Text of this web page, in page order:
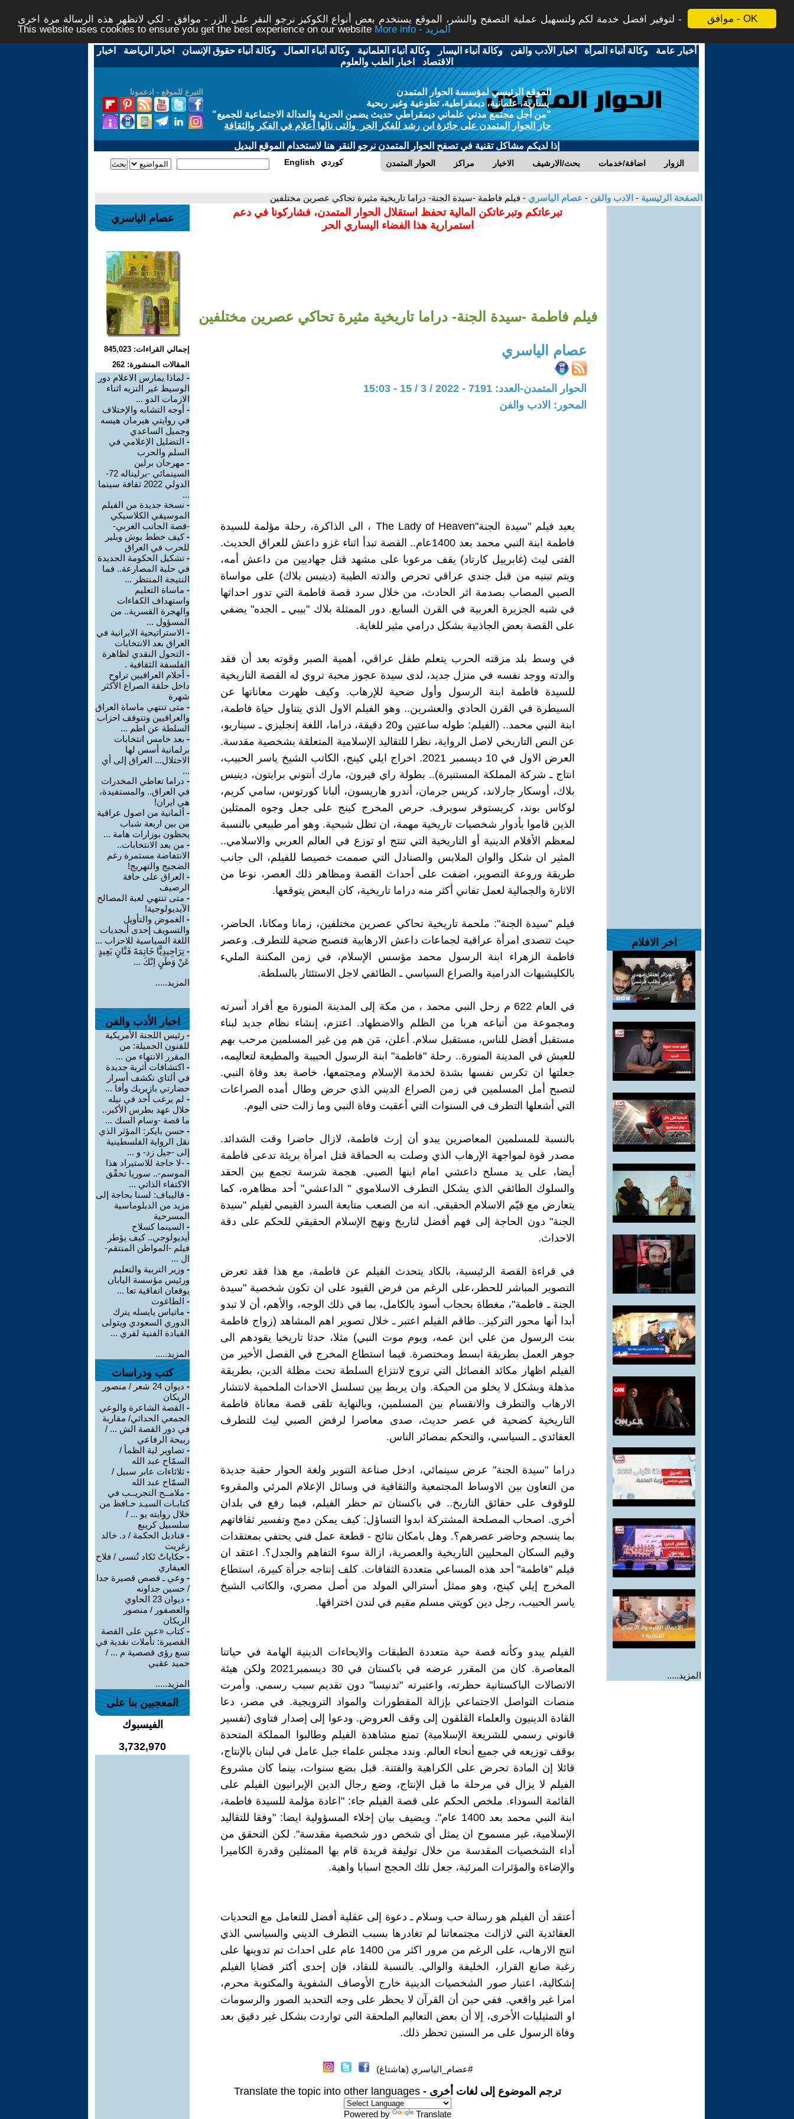
موافق - OK
لتوفير افضل خدمة لكم ولتسهيل عملية التصفح والنشر، الموقع يستخدم بعض أنواع الكوكيز نرجو النقر على الزر - موافق - لكي لاتظهر هذه الرسالة مرة اخرى -
This website uses cookies to ensure you get the best experience on our website
More info - المزيد
أخبار عامة -وكالة أنباء المرأة - اخبار الأدب والفن -وكالة أنباء اليسار -وكالة أنباء العلمانية -وكالة أنباء العمال -وكالة أنباء حقوق الإنسان - اخبار الرياضة - اخبار
الاقتصاد - اخبار الطب والعلوم
التبرع للموقع - ادعمونا
الموقع الرئيسي لمؤسسة الحوار المتمدن
يسارية، علمانية، ديمقراطية، تطوعية وغير ربحية
"من أجل مجتمع مدني علماني ديمقراطي حديث يضمن الحرية والعدالة الاجتماعية للجميع"
حاز الحوار المتمدن على جائزة ابن رشد للفكر الحر والتى نالها أعلام في الفكر والثقافة
إذا لديكم مشاكل تقنية في تصفح الحوار المتمدن نرجو النقر هنا لاستخدام الموقع البديل
الحوار المتمدن مراكز الاخبار بحث/الارشيف اضافة/خدمات الزوار English كوردي
الصفحة الرئيسية - الادب والفن - عصام الياسري - فيلم فاطمة -سيدة الجنة- دراما تاريخية مثيرة تحاكي عصرين مختلفين
اخر الافلام
المزيد.....
تبرعاتكم وتبرعاتكن المالية تحفظ استقلال الحوار المتمدن، فشاركونا في دعم
استمرارية هذا الفضاء اليساري الحر
فيلم فاطمة -سيدة الجنة- دراما تاريخية مثيرة تحاكي عصرين مختلفين
عصام الياسري
الحوار المتمدن-العدد: 7191 - 2022 / 3 / 15 - 15:03
المحور: الادب والفن
يعيد فيلم "سيدة الجنة"The Lady of Heaven ، الى الذاكرة، رحلة مؤلمة للسيدة
فاطمة ابنة النبي محمد بعد 1400عام.. القصة تبدأ اثناء غزو داعش للعراق الحديث.
الفتى ليث (غابرييل كارتاد) يقف مرعوبا على مشهد قتل جهاديين من داعش أمه،
ويتم تبنيه من قبل جندي عراقي تحرص والدته الطيبة (دينيس بلاك) على مواساة
الصبي المصاب بصدمة اثر الحادث، من خلال سرد قصة فاطمة التي تدور احداثها
في شبه الجزيرة العربية في القرن السابع. دور الممثلة بلاك "بيبي ـ الجده" يضفي
على القصة بعض الجاذبية بشكل درامي مثير للغاية.
في وسط بلد مزقته الحرب يتعلم طفل عراقي، أهمية الصبر وقوته بعد أن فقد
والدته ووجد نفسه في منزل جديد، لدى سيدة عجوز محبة تروي له القصة التاريخية
للسيدة فاطمة ابنة الرسول وأول ضحية للإرهاب. وكيف ظهرت معاناتها عن
السيطرة في القرن الحادي والعشرين.. وهو الفيلم الاول الذي يتناول حياة فاطمة،
ابنة النبي محمد.. (الفيلم: طوله ساعتين و20 دقيقة، دراما، اللغة إنجليزي ـ سيناريو،
عن النص التاريخي لاصل الرواية، نظرا للتقاليد الإسلامية المتعلقة بشخصية مقدسة.
العرض الاول في 10 ديسمبر 2021. اخراج ايلي كينج، الكاتب الشيخ ياسر الحبيب،
انتاج ـ شركة المملكة المستنيرة).. بطولة راي فيرون، مارك أنتوني برايتون، دينيس
بلاك، أوسكار جارلاند، كريس جرمان، أندرو هاريسون، ألبانا كورتوس، سامي كريم،
لوكاس بوند، كريستوفر سويرف. حرص المخرج كينج على جعل وجوه الممثلين
الذين قاموا بأدوار شخصيات تاريخية مهمة، ان تظل شبحية. وهو أمر طبيعي بالنسبة
لمعظم الأفلام الدينية أو التاريخية التي تنتج او توزع في العالم العربي والاسلامي..
المثير ان شكل والوان الملابس والصنادل التي صممت خصيصا للفيلم، الى جانب
طريقة وروعة التصوير، اضفت على أحداث القصة ومظاهر ذلك العصر، نوعا من
الاثارة والجمالية لعمل تفاني أكثر منه دراما تاريخية، كان البعض يتوقعها.
فيلم "سيدة الجنة": ملحمة تاريخية تحاكي عصرين مختلفين، زمانا ومكانا، الحاضر،
حيث تتصدى امرأة عراقية لجماعات داعش الارهابية فتصبح ضحية للتطرف. وعصر
فاطمة الزهراء ابنة الرسول محمد مؤسس الإسلام، في زمن المكننة المليء
بالكليشيهات الدرامية والصراع السياسي ـ الطائفي لاجل الاستئثار بالسلطة.
في العام 622 م رحل النبي محمد ، من مكة إلى المدينة المنورة مع أفراد أسرته
ومجموعة من أتباعه هربا من الظلم والاضطهاد. اعتزم، إنشاء نظام جديد لبناء
مستقبل أفضل للناس، مستقبل سلام. أعلن، مَن هم مِن غير المسلمين مرحب بهم
للعيش في المدينة المنورة.. رحلة "فاطمة" ابنة الرسول الحبيبة والمطيعة لتعاليمه،
جعلتها ان تكرس نفسها بشدة لخدمة الإسلام ومجتمعها، خاصة بعد وفاة النبي.
لتصبح أمل المسلمين في زمن الصراع الديني الذي حرض وطال أمده الصراعات
التي أشعلها التطرف في السنوات التي أعقبت وفاة النبي وما زالت حتى اليوم.
بالنسبة للمسلمين المعاصرين يبدو أن إرث فاطمة، لازال حاضرا وقت الشدائد.
مصدر قوة لمواجهة الإرهاب الذي وصلت به الحماقة قتل امرأة بريئة تدعى فاطمة
أيضا، على يد مسلح داعشي امام ابنها الصبي. هجمة شرسة تجمع بين الحقد
والسلوك الطائفي الذي يشكل التطرف الاسلاموي " الداعشي" أحد مظاهره، كما
يتعارض مع قيّم الاسلام الحقيقي. انه من الصعب متابعة السرد القيمي لفيلم "سيدة
الجنة" دون الحاجة إلى فهم أفضل لتاريخ ونهج الإسلام الحقيقي للحكم على دقة
الاحداث.
في قراءة القصة الرئيسية، بالكاد يتحدث الفيلم عن فاطمة، مع هذا فقد تعرض
التصوير المباشر للحظر،على الرغم من فرض القيود على ان تكون شخصية "سيدة
الجنة ـ فاطمة"، مغطاة بحجاب أسود بالكامل، بما في ذلك الوجه، والأهم، أن لا تبدو
أبدا أنها محور التركيز.. طاقم الفيلم اعتبر ـ خلال تصوير اهم المشاهد (زواج فاطمة
بنت الرسول من علي ابن عمه، ويوم موت النبي) مثلا، حدثا تاريخيا يقودهم الى
جوهر العمل بطريقة ابسط ومختصرة. فيما استطاع المخرج في الفصل الأخير من
الفيلم اظهار مكائد الفصائل التي تروج لانتزاع السلطة تحت مظلة الدين، بطريقة
مذهلة وبشكل لا يخلو من الحبكة. وان يربط بين تسلسل الاحداث الملحمية لانتشار
الارهاب والتطرف والانقسام بين المسلمين، وبالنهاية تلقى قصة معاناة فاطمة
التاريخية كضحية في عصر حديث، صدى معاصرا لرفض الصبي ليث للتطرف
العقائدي ـ السياسي، والتحكم بمصائر الناس.
دراما "سيدة الجنة" عرض سينمائي، ادخل صناعة التنوير ولغة الحوار حقبة جديدة
من التعاون بين الاوساط المجتمعية والثقافية في وسائل الإعلام المرئي والمقروء
للوقوف على حقائق التاريخ.. في باكستان تم حظر الفيلم، فيما رفع في بلدان
أخرى. اصحاب المصلحة المشتركة ابدوا التساؤل: كيف يمكن دمج وتفسير ثقافاتهم
بما ينسجم وحاضر عصرهم؟. وهل بامكان نتائج - قطعة عمل فني يحتفي بمعتقدات
وقيم السكان المحليين التاريخية والعصرية، ازالة سوء التفاهم والجدل؟. اعتقد ان
فيلم "فاطمة" أحد هذه المساعي متعددة الثقافات. كلف إنتاجه جرأة كبيرة، استطاع
المخرج إيلي كينج، وهو ممثل أسترالي المولد من أصل مصري، والكاتب الشيخ
ياسر الحبيب، رجل دين كويتي مسلم مقيم في لندن اختراقها.
الفيلم يبدو وكأنه قصة حية متعددة الطبقات والايحاءات الدينية الهامة في حياتنا
المعاصرة. كان من المقرر عرضه في باكستان في 30 ديسمبر2021 ولكن هيئة
الاتصالات الباكستانية حظرته، واعتبرته "تدنيسا" دون تقديم سبب رسمي. وأمرت
منصات التواصل الاجتماعي بإزالة المقطورات والمواد الترويجية. في مصر، دعا
القادة الدينيون والعلماء القلقون إلى وقف العروض. ودعوا إلى إصدار فتاوى (تفسير
قانوني رسمي للشريعة الإسلامية) تمنع مشاهدة الفيلم وطالبوا المملكة المتحدة
بوقف توزيعه في جميع أنحاء العالم. وندد مجلس علماء جبل عامل في لبنان بالإنتاج،
قائلا إن المادة تحرض على الكراهية والفتنة. قبل بضع سنوات، بينما كان مشروع
الفيلم لا يزال في مرحلة ما قبل الإنتاج، وضع رجال الدين الإيرانيون الفيلم على
القائمة السوداء. ملخص الحكم على قصة الفيلم جاء: "اعادة مؤلمة للسيدة فاطمة،
ابنة النبي محمد بعد 1400 عام". ويضيف بيان إخلاء المسؤولية ايضا: "وفقا للتقاليد
الإسلامية، غير مسموح ان يمثل أي شخص دور شخصية مقدسة". لكن التحقق من
أداء الشخصيات المقدسة من خلال توليفة فريدة قام بها الممثلين وقدرة الكاميرا
والإضاءة والمؤثرات المرئية، جعل تلك الحجج اسبابا واهية.
أعتقد أن الفيلم هو رسالة حب وسلام ـ دعوة إلى عقلية أفضل للتعامل مع التحديات
العقائدية التي لازالت مجتمعاتنا لم تغادرها بسبب التطرف الديني والسياسي الذي
انتج الارهاب، على الرغم من مرور اكثر من 1400 عام على احداث تم تدوينها على
رغبة صانع القرار، الخليفة والوالي. بالنسبة للنقاد، فإن إحدى أكثر قضايا الفيلم
إشكالية، اعتبار صور الشخصيات الدينية خارج الأوصاف الشفوية والمكتوبة محرم،
امرا غير واقعي. ففي حين أن القرآن لا يحظر على وجه التحديد الصور والرسومات
او التمثيليات الأخرى، إلا أن بعض التعاليم الملحقة التي تواردت بشكل غير دقيق بعد
وفاة الرسول على مر السنين تحظر ذلك.
#عصام_الياسري (هاشتاغ)
ترجم الموضوع إلى لغات أخرى - Translate the topic into other languages
Powered by Translate
عصام الياسري
إجمالي القراءات: 845,023
المقالات المنشورة: 262
- لماذا يمارس الاعلام دور
الوسيط غير النزيه اثناء
الازمات الدو ...
- أوجه التشابه والإختلاف
في روايتي هيرمان هيسه
وجميل الساعدي
- التضليل الإعلامي في
السلم والحرب
- مهرجان برلين
السينمائي -برليناله 72-
الدولي 2022 ثقافة سينما
...
- نسخة جديدة من الفيلم
الموسيقي الكلاسيكي
-قصة الجانب الغربي-
-كيف خطط بوش وبلير
للحرب في العراق
- تشكيل الحكومة الجديدة
في حلبة المصارعة.. فما
النتيجة المنتظر ...
- ماساة التعليم
واستهداف الكفاءات
والهجرة القسرية.. من
المسؤول ...
- الاستراتيحية الايرانية في
العراق بعد الانتخابات
- التحول النقدي لظاهرة
الفلسفة الثقافية .
- أحلام العراقيين تراوح
داخل حلقة الصراع الأكثر
شهرة
- متى تنتهي ماساة العراق
والعراقيين وتتوقف احزاب
السلطة عن اطم ...
- بعد خامس انتخابات
برلمانية أسس لها
الاحتلال... العراق إلى أي
...
- دراما تعاطي المخدرات
في العراق.. والمستفيدة،
هي ايران!
- ألمانية من اصول عراقية
من بين اربعة شباب
يحظون بوزارات هامة ...
- من بعد الانتخابات..
الانتفاضة مستمرة رغم
الضجيج والتهريج!
- العراق على حافة
الرصيف
- متى تنتهي لعبة المصالح
الآيديولوجية!
- الغموض والتأويل
والتسويف إحدى أبجديات
اللغة السياسية للاحزاب ...
- تِرَاجِيدِيًّا خَاتِمَةَ فَنَّانٍ بَعِيدٍ
عَنْ وَطَنٍ اِنْكَ ...
المزيد.....
اخبار الأدب والفن
- رئيس اللجنة الأمريكية
للفنون الجميلة: من
المقرر الانتهاء من ...
- اكتشافات أثرية جديدة
في ألتاي تكشف أسرار
حضارتي بازيريك وأفا ...
- لم يرغب أحد في نيله
خلال عهد بطرس الأكبر..
ما قصة -وسام السك ...
- حسن بايكر: المؤثر الذي
نقل الرواية الفلسطينية
إلى -جيل زد- و ...
- -لا حاجة للاستيراد هذا
الموسم-.. سوريا تحقّق
الاكتفاء الذاتي ...
- قاليباف: لسنا بحاجة إلى
مزيد من الدبلوماسية
المسرحية
- السينما كسلاح
أيديولوجي.. كيف يؤطر
فيلم -المواطن المنتقم-
ال ...
- وزير التربية والتعليم
ورئيس مؤسسة اليابان
يوقعان اتفاقية تعا ...
- الطاغوت
- ماتياس يايسله يترك
الدوري السعودي ويتولى
القيادة الفنية لفري ...
المزيد.....
كتب ودراسات
-
ديوان 24 شعر / منصور
الريكان
- القصة الشاعرة والوعي
الجمعي الحداثي/ مقاربة
في دور القصة الش ... /
ربيحة الرفاعي
- تصاوير لية الظمأ /
السمّاح عبد الله
- ثلاثاءات عابر سبيل /
السمّاح عبد الله
- ملامــح التجريــب في
كتابـات السيـد حـافظ من
خلال روايته يو ... /
سلسبيل كريبع
- قناديل الحكمة / د. خالد
زغريت
- حكاياتْ تَكاد تُنسى / فلاح
العيفاري
- وعي ـ قصص قصيرة جدا
/ حسين جداونه
-
ديوان 23 الحاوي
والعصفور / منصور
الريكان
-كتاب «عين على القصة
القصيرة: تأملات نقدية في
تسع رؤى قصصية م ... /
حميد عقبي
المزيد.....
المعجبين بنا على
الفيسبوك
3,732,970